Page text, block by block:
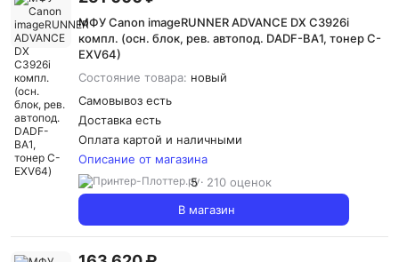
МФУ Canon imageRUNNER ADVANCE DX C3926i
компл. (осн. блок, рев. автопод. DADF-BA1, тонер C-
EXV64)
Состояние товара: новый
Самовывоз есть
Доставка есть
Оплата картой и наличными
Описание от магазина
5
210 оценок
В магазин